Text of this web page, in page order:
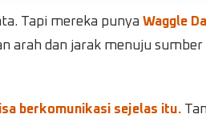
Tapi mereka punya Waggle
arah dan jarak menuju
berkomunikasi sejelas itu.